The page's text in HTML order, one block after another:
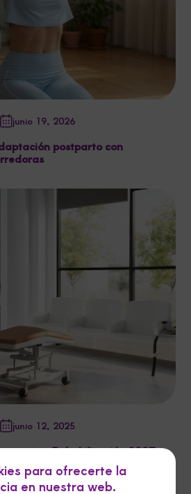
junio 19, 2026
postparto con
junio 12, 2025
y Rehabilitación 2023
para ofrecerte la
en nuestra web.